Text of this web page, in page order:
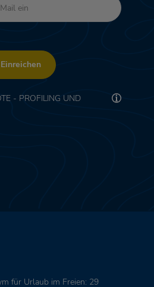
Einreichen
- PROFILING UND
für Urlaub im Freien: 29